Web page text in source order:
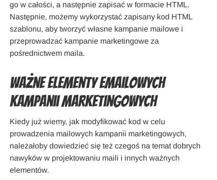
go w całości, a następnie zapisać w formacie HTML.
Następnie, możemy wykorzystać zapisany kod HTML
szablonu, aby tworzyć własne kampanie mailowe i
przeprowadzać kampanie marketingowe za
pośrednictwem maila.
Ważne elementy emailowych
kampanii marketingowych
Kiedy już wiemy, jak modyfikować kod w celu
prowadzenia mailowych kampanii marketingowych,
należałoby dowiedzieć się też czegoś na temat dobrych
nawyków w projektowaniu maili i innych ważnych
elementów.